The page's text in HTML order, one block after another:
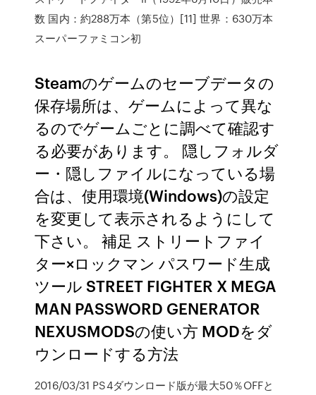
数 国内：約288万本（第5位）[11] 世界：630万本
スーパーファミコン初
Steamのゲームのセーブデータの
保存場所は、ゲームによって異な
るのでゲームごとに調べて確認す
る必要があります。 隠しフォルダ
ー・隠しファイルになっている場
合は、使用環境(Windows)の設定
を変更して表示されるようにして
下さい。 補足 ストリートファイ
ター×ロックマン パスワード生成
ツール STREET FIGHTER X MEGA
MAN PASSWORD GENERATOR
NEXUSMODSの使い方 MODをダ
ウンロードする方法
2016/03/31 PS4ダウンロード版が最大50％OFFと